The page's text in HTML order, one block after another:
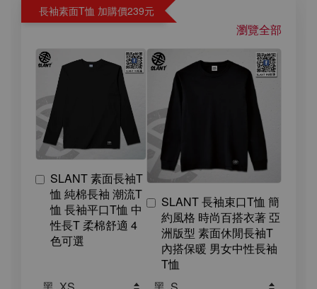
長袖素面T恤 加購價239元
瀏覽全部
SLANT 素面長袖T
恤 純棉長袖 潮流T
恤 長袖平口T恤 中
性長T 柔棉舒適 4
色可選
SLANT 長袖束口T恤 簡
約風格 時尚百搭衣著 亞
洲版型 素面休閒長袖T
內搭保暖 男女中性長袖
T恤